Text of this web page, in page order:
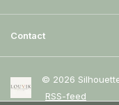
Contact
© 2026
RSS-feed